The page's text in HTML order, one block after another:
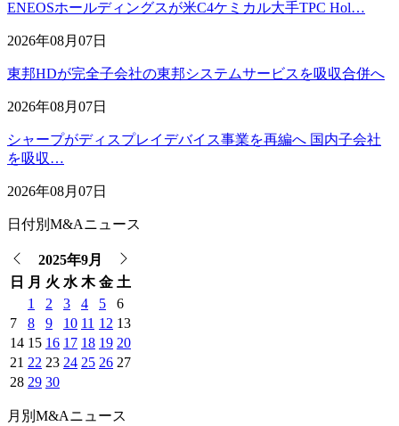
ENEOSホールディングスが米C4ケミカル大手TPC Hol…
2026年08月07日
東邦HDが完全子会社の東邦システムサービスを吸収合併へ
2026年08月07日
シャープがディスプレイデバイス事業を再編へ 国内子会社
を吸収…
2026年08月07日
日付別M&Aニュース
2025年9月
日 月 火 水 木 金 土
1
2 3 4 5
6
7
8 9 10 11 12 13
14 15 16 17 18 19 20
21 22 23 24 25 26 27
28 29 30
月別M&Aニュース